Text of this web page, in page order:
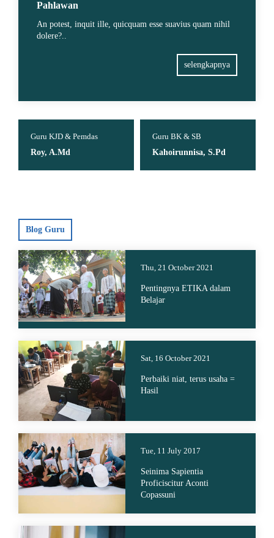
Pahlawan
An potest, inquit ille, quicquam esse suavius quam nihil
dolere?..
selengkapnya
Guru KJD & Pemdas
Roy, A.Md
Guru BK & SB
Kahoirunnisa, S.Pd
Blog Guru
Thu, 21 October 2021
Pentingnya ETIKA dalam
Belajar
Sat, 16 October 2021
Perbaiki niat, terus usaha =
Hasil
Tue, 11 July 2017
Seinima Sapientia
Proficiscitur Aconti
Copassuni